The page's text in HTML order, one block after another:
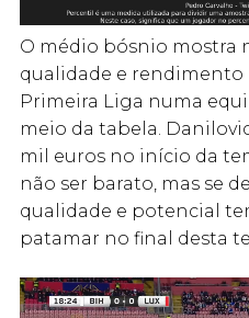
O médio bósnio mostra
qualidade e
Primeira Liga numa
meio da tabela.
mil euros no início da
não ser barato, mas se
qualidade e potencial
patamar no final desta